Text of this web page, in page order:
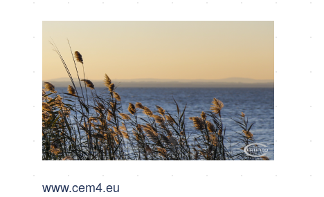
www.cem4.eu